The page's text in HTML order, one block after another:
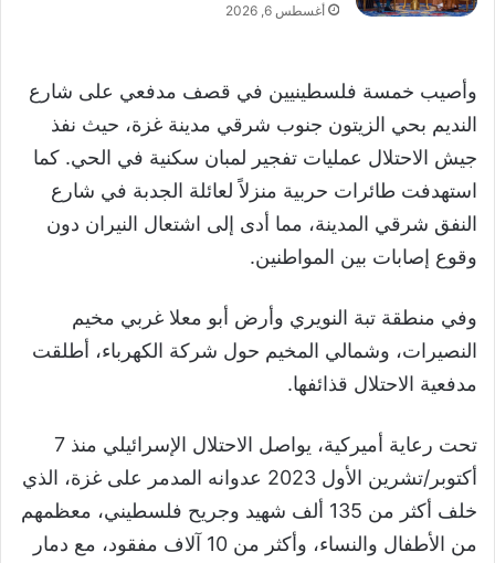
أغسطس 6, 2026
وأصيب خمسة فلسطينيين في قصف مدفعي على شارع
النديم بحي الزيتون جنوب شرقي مدينة غزة، حيث نفذ
جيش الاحتلال عمليات تفجير لمبان سكنية في الحي. كما
استهدفت طائرات حربية منزلاً لعائلة الجدبة في شارع
النفق شرقي المدينة، مما أدى إلى اشتعال النيران دون
وقوع إصابات بين المواطنين.
وفي منطقة تبة النويري وأرض أبو معلا غربي مخيم
النصيرات، وشمالي المخيم حول شركة الكهرباء، أطلقت
مدفعية الاحتلال قذائفها.
تحت رعاية أميركية، يواصل الاحتلال الإسرائيلي منذ 7
أكتوبر/تشرين الأول 2023 عدوانه المدمر على غزة، الذي
خلف أكثر من 135 ألف شهيد وجريح فلسطيني، معظمهم
من الأطفال والنساء، وأكثر من 10 آلاف مفقود، مع دمار